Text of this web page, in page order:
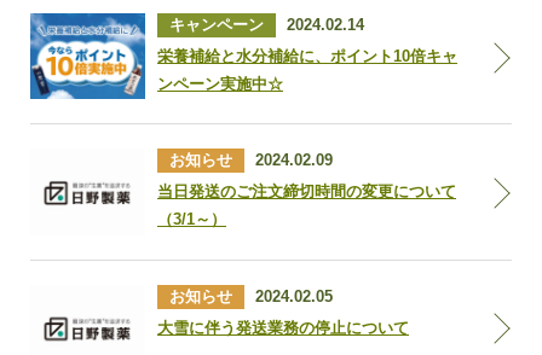
キャンペーン
2024.02.14
栄養補給と水分補給に、ポイント10倍キャ
ンペーン実施中☆
お知らせ
2024.02.09
当日発送のご注文締切時間の変更について
（3/1～）
お知らせ
2024.02.05
大雪に伴う発送業務の停止について